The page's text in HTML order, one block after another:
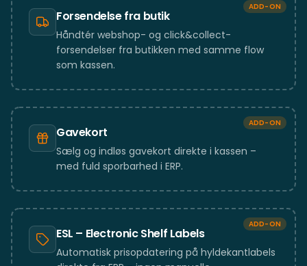
ADD-ON
Forsendelse fra butik
Håndtér webshop- og click&collect-
forsendelser fra butikken med samme flow
som kassen.
ADD-ON
Gavekort
Sælg og indløs gavekort direkte i kassen –
med fuld sporbarhed i ERP.
ADD-ON
ESL – Electronic Shelf Labels
Automatisk prisopdatering på hyldekantlabels